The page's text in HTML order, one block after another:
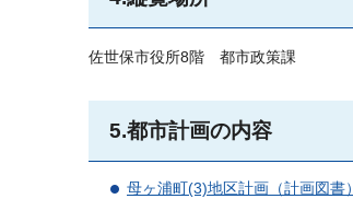
佐世保市役所8階 都市政策課
5.都市計画の内容
母ヶ浦町(3)地区計画（計画図書）